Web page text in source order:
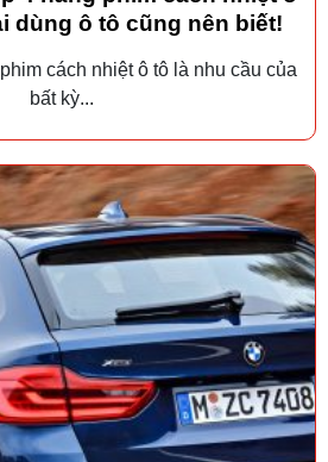
dùng ô tô cũng nên biết!
cách nhiệt ô tô là nhu cầu của
bất kỳ...